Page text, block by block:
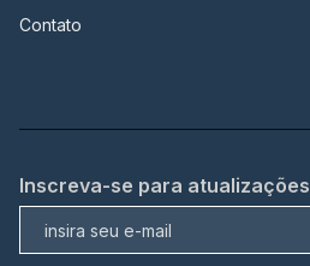
Contato
Inscreva-se para atualizações